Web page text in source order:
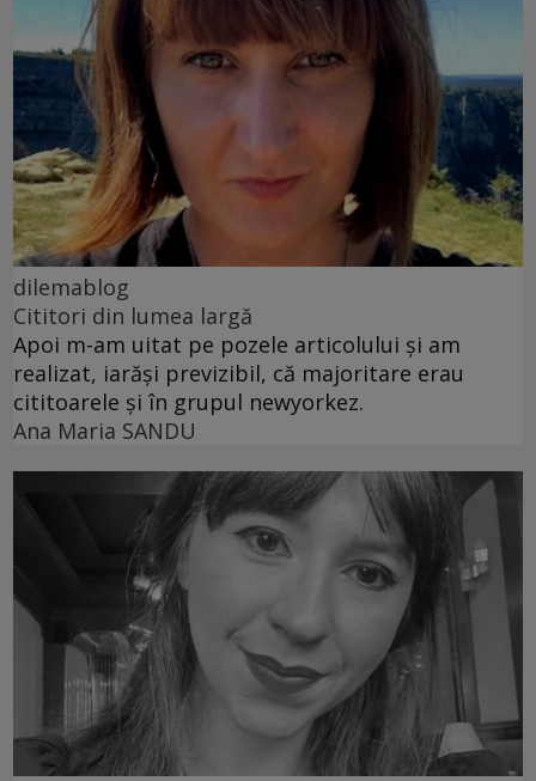
dilemablog
Cititori din lumea largă
Apoi m-am uitat pe pozele articolului și am
realizat, iarăși previzibil, că majoritare erau
cititoarele și în grupul newyorkez.
Ana Maria SANDU